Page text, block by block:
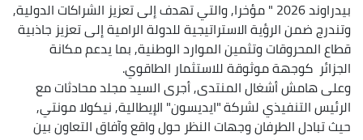
بيدراوند 2026 " مؤخرا, والتي تهدف إلى تعزيز الشراكات الدولية,
وتندرج ضمن الرؤية الاستراتيجية للدولة الرامية إلى تعزيز جاذبية
قطاع المحروقات وتثمين الموارد الوطنية, بما يدعم مكانة
الجزائر كوجهة موثوقة للاستثمار الطاقوي.
وعلى هامش أشغال المنتدى, أجرى السيد مجلد محادثات مع
الرئيس التنفيذي لشركة "ايديسون" الإيطالية, نيكولا مونتي,
حيث تبادل الطرفان وجهات النظر حول واقع وآفاق التعاون بين